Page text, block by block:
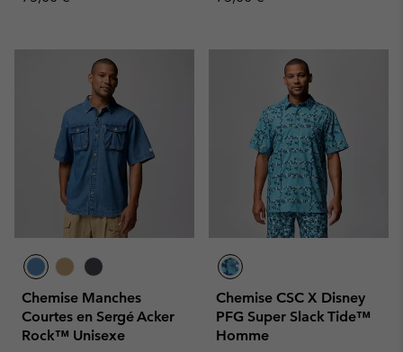
Chemise Manches
Courtes en Sergé Acker
Rock™ Unisexe
Chemise CSC X Disney
PFG Super Slack Tide™
Homme